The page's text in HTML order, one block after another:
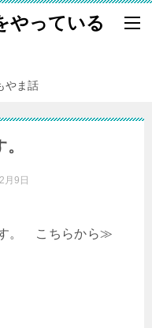
やっている
やま話
月9日
す。 こちらから≫